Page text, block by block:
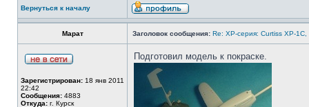
Вернуться к началу
Марат Заголовок сообщения: Re: ХP-серия: Curtiss XP-
Зарегистрирован: 18 янв 2011
22:42
Сообщения: 4883
Откуда: г. Курск
Подготовил модель к покраске.